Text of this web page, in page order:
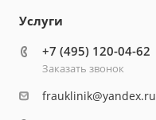
Услуги
+7 (495) 120-04-62
Заказать звонок
frauklinik@yandex.ru